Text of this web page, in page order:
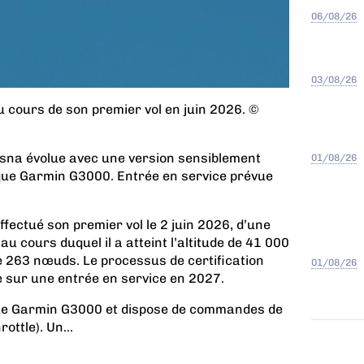
cours de son premier vol en juin 2026. ©
évolue avec une version sensiblement
Garmin G3000. Entrée en service prévue
son premier vol le 2 juin 2026, d’une
cours duquel il a atteint l’altitude de 41 000
263 nœuds. Le processus de certification
sur une entrée en service en 2027.
Garmin G3000 et dispose de commandes de
Un...
06/08/26
03/08/26
01/08/26
01/08/26